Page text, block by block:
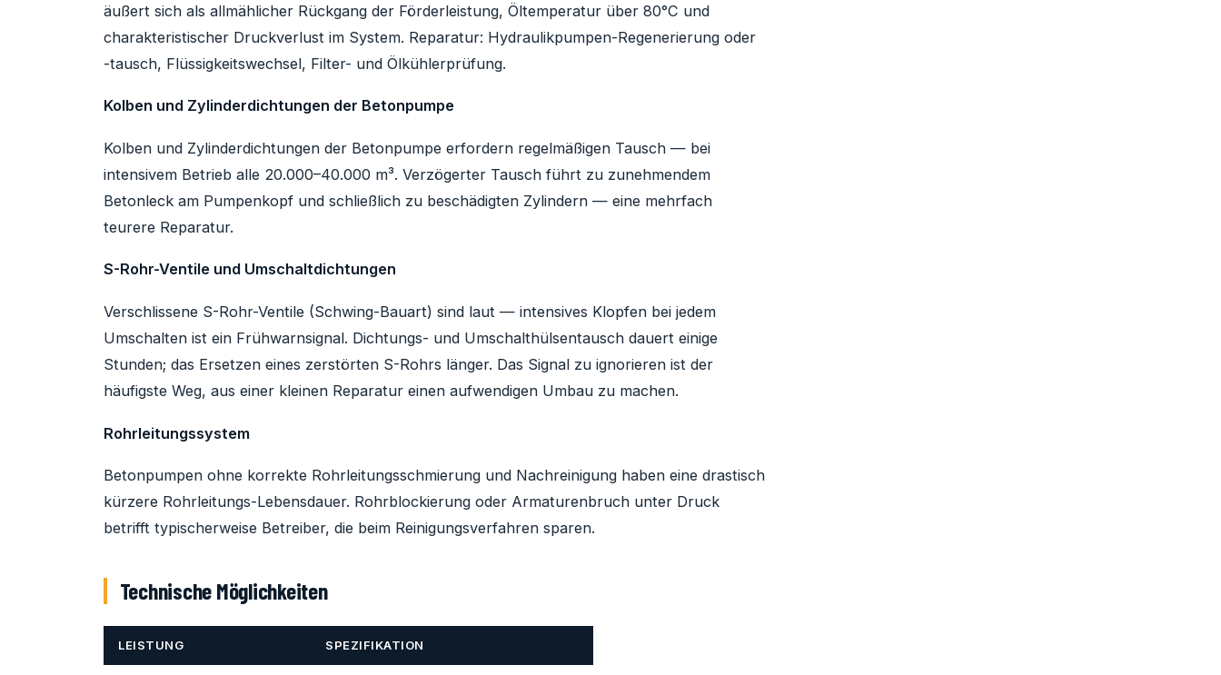
äußert sich als allmählicher Rückgang der Förderleistung, Öltemperatur über 80°C und
charakteristischer Druckverlust im System. Reparatur: Hydraulikpumpen-Regenerierung oder
-tausch, Flüssigkeitswechsel, Filter- und Ölkühlerprüfung.
Kolben und Zylinderdichtungen der Betonpumpe
Kolben und Zylinderdichtungen der Betonpumpe erfordern regelmäßigen Tausch — bei
intensivem Betrieb alle 20.000–40.000 m³. Verzögerter Tausch führt zu zunehmendem
Betonleck am Pumpenkopf und schließlich zu beschädigten Zylindern — eine mehrfach
teurere Reparatur.
S-Rohr-Ventile und Umschaltdichtungen
Verschlissene S-Rohr-Ventile (Schwing-Bauart) sind laut — intensives Klopfen bei jedem
Umschalten ist ein Frühwarnsignal. Dichtungs- und Umschalthülsentausch dauert einige
Stunden; das Ersetzen eines zerstörten S-Rohrs länger. Das Signal zu ignorieren ist der
häufigste Weg, aus einer kleinen Reparatur einen aufwendigen Umbau zu machen.
Rohrleitungssystem
Betonpumpen ohne korrekte Rohrleitungsschmierung und Nachreinigung haben eine drastisch
kürzere Rohrleitungs-Lebensdauer. Rohrblockierung oder Armaturenbruch unter Druck
betrifft typischerweise Betreiber, die beim Reinigungsverfahren sparen.
Technische Möglichkeiten
LEISTUNG SPEZIFIKATION